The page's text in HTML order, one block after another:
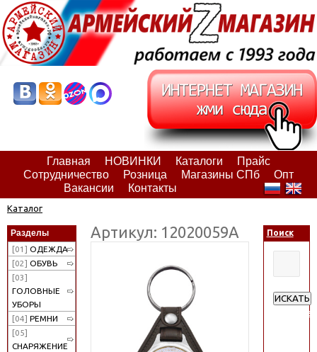
Главная НОВИНКИ Каталоги
Прайс
Сотрудничество
Розница Магазины СПб
Опт
Вакансии
Контакты
Каталог
Разделы
[01] ОДЕЖДА
[02] ОБУВЬ
[03]
ГОЛОВНЫЕ
УБОРЫ
[04] РЕМНИ
[05]
СНАРЯЖЕНИЕ
Артикул: 12020059А Поиск
ИСКАТЬ